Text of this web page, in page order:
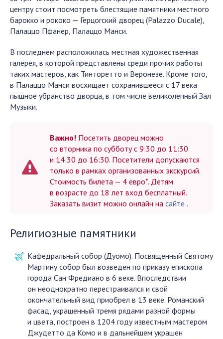
центру стоит посмотреть блестящие памятники местного
барокко и рококо — Герцогский дворец (Palazzo Ducale),
Палаццо Пфанер, Палаццо Манси.
В последнем расположилась местная художественная
галерея, в которой представлены среди прочих работы
таких мастеров, как Тинторетто и Веронезе. Кроме того,
в Палаццо Манси восхищает сохранившееся с 17 века
пышное убранство дворца, в том числе великолепный Зал
Музыки.
Важно! Посетить дворец можно
со вторника по субботу с 9:30 до 11:30
и 14:30 до 16:30. Посетители допускаются
только в рамках организованных экскурсий.
Стоимость билета — 4 евро*. Детям
в возрасте до 18 лет вход бесплатный.
Заказать визит можно онлайн на сайте .
Религиозные памятники
Кафедральный собор (Дуомо). Посвященный Святому
Мартину собор был возведен по приказу епископа
города Сан Фредиано в 6 веке. Впоследствии
он неоднократно перестраивался и свой
окончательный вид приобрел в 13 веке. Романский
фасад, украшенный тремя рядами разной формы
и цвета, построен в 1204 году известным мастером
Джудетто да Комо и в дальнейшем украшен